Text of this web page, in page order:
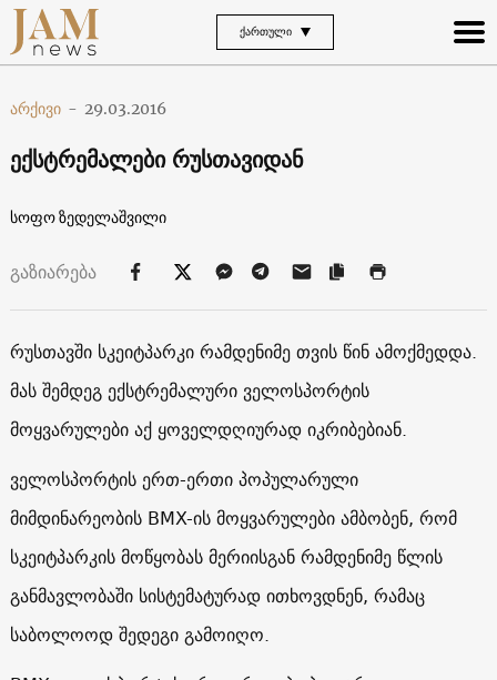
ᲥᲐᲠᲗᲣᲚᲘ
არქივი - 29.03.2016
ექსტრემალები რუსთავიდან
სოფო ზედელაშვილი
გაზიარება
რუსთავში სკეიტპარკი რამდენიმე თვის წინ ამოქმედდა.
მას შემდეგ ექსტრემალური ველოსპორტის
მოყვარულები აქ ყოველდღიურად იკრიბებიან.
ველოსპორტის ერთ-ერთი პოპულარული
მიმდინარეობის BMX-ის მოყვარულები ამბობენ, რომ
სკეიტპარკის მოწყობას მერიისგან რამდენიმე წლის
განმავლობაში სისტემატურად ითხოვდნენ, რამაც
საბოლოოდ შედეგი გამოიღო.